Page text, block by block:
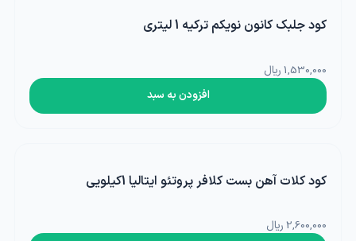
کود جلبک کانون نویکم ترکیه 1 لیتری
1,530,000 ریال
افزودن به سبد
کود کلات آهن بست کلافر پروتئو ایتالیا 1کیلویی
2,600,000 ریال